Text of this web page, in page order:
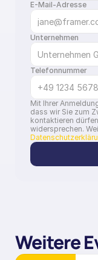
E-Mail-Adresse
Unternehmen
Telefonnummer
Mit Ihrer
dass wir Sie zum
kontaktieren
Weitere